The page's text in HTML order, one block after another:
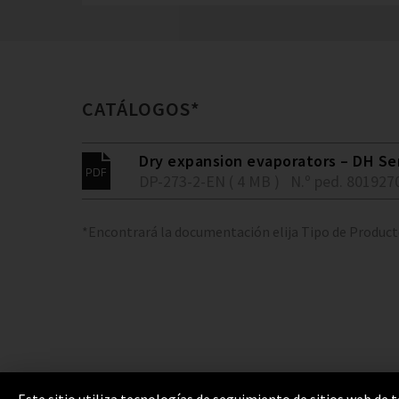
CATÁLOGOS*
Dry expansion evaporators – DH
*Encontrará la documentación elija Tipo de